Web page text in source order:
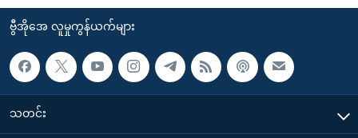
ဗွီအိုအေ လူမှုကွန်ယက်များ
သတင်း